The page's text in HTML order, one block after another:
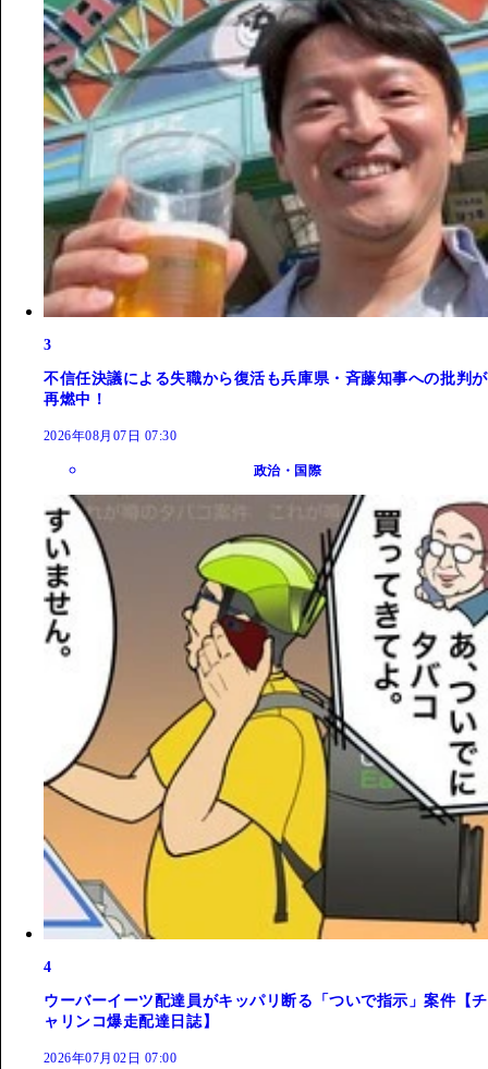
3
不信任決議による失職から復活も兵庫県・斉藤知事への批判が
再燃中！
2026年08月07日 07:30
政治・国際
4
ウーバーイーツ配達員がキッパリ断る「ついで指示」案件【チ
ャリンコ爆走配達日誌】
2026年07月02日 07:00